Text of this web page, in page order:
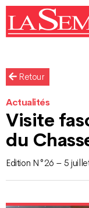
Retour
Actualités
Visite
du
Edition N°26 – 5